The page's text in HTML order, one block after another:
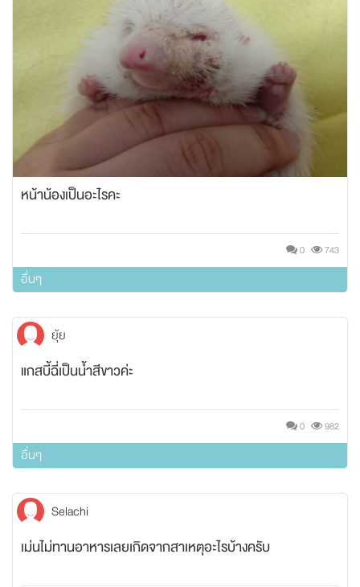
หน้าน้องเป็นอะไรคะ
0 743
อื่นๆ
ยุ้ย
แกสบี้ฉี่เป็นน้ำสีขาวค่ะ
0 982
อื่นๆ
Selachi
เม่นไม่ทานอาหารเลยเกิดจากสาเหตุอะไรบ้างครับ